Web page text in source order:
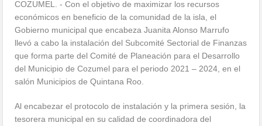
COZUMEL. ­- Con el objetivo de maximizar los recursos
económicos en beneficio de la comunidad de la isla, el
Gobierno municipal que encabeza Juanita Alonso Marrufo
llevó a cabo la instalación del Subcomité Sectorial de Finanzas
que forma parte del Comité de Planeación para el Desarrollo
del Municipio de Cozumel para el periodo 2021 – 2024, en el
salón Municipios de Quintana Roo.
Al encabezar el protocolo de instalación y la primera sesión, la
tesorera municipal en su calidad de coordinadora del